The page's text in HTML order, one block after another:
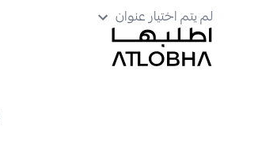
لم يتم اختيار عنوان